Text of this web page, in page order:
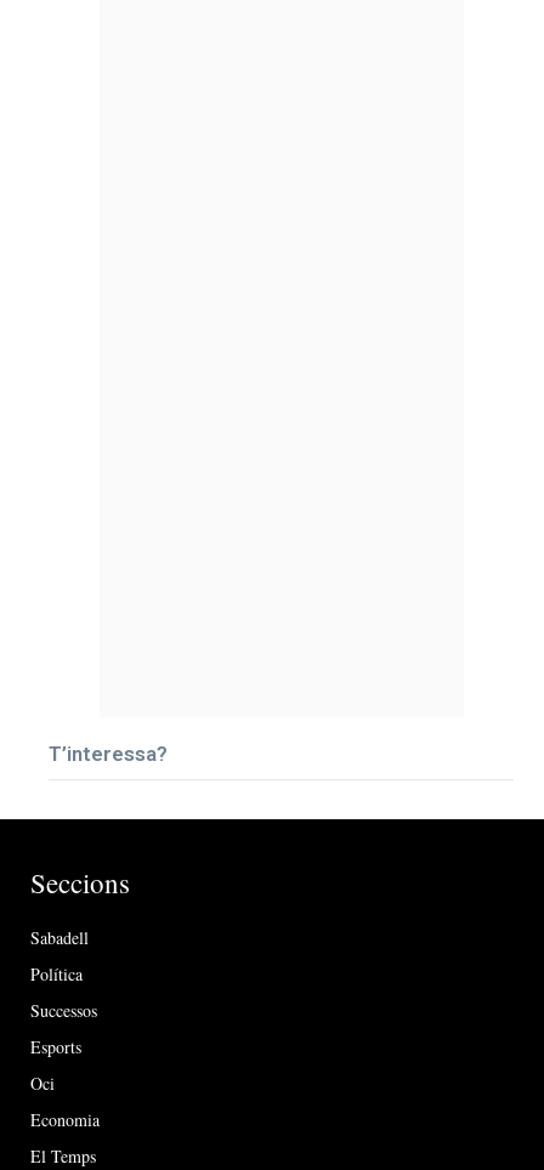
T’interessa?
Seccions
Sabadell
Política
Successos
Esports
Oci
Economia
El Temps